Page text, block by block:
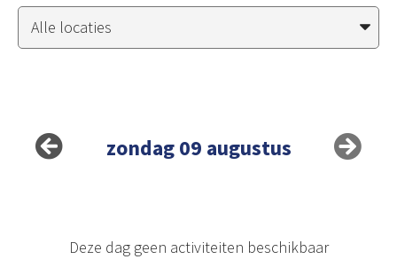
zondag 09 augustus
Deze dag geen activiteiten beschikbaar